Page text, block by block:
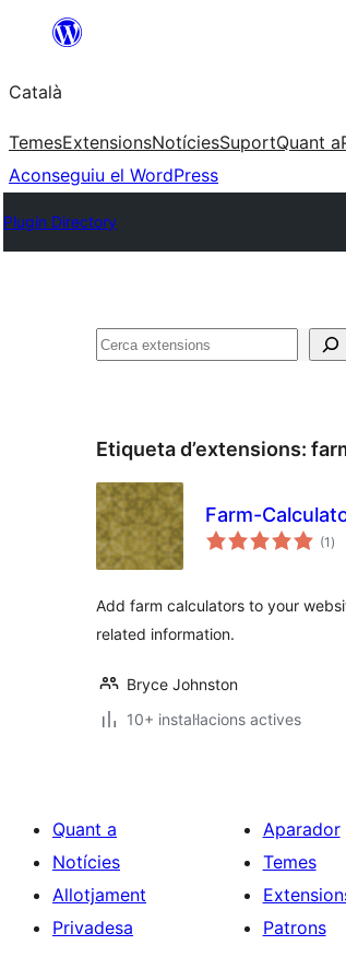
contingut
Català
TemesExtensionsNotíciesSuportQuant a
Aconseguiu el WordPress
Plugin Directory
Cerca
Etiqueta d’extensions:
Farm-
(1 )
Add farm calculators to your
related information.
Bryce Johnston
10+ instal·lacions actives
Quant a
Notícies
Allotjament
Privadesa
Aparador
Temes
Patrons